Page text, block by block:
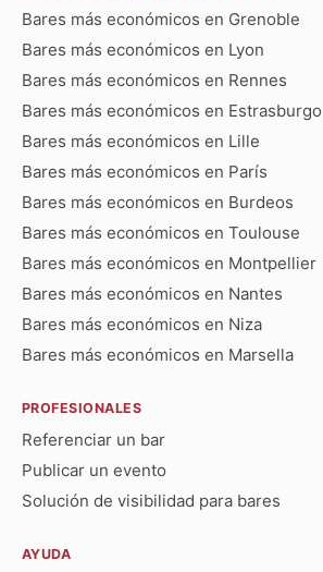
Bares más económicos en Grenoble
Bares más económicos en Lyon
Bares más económicos en Rennes
Bares más económicos en Estrasburgo
Bares más económicos en Lille
Bares más económicos en París
Bares más económicos en Burdeos
Bares más económicos en Toulouse
Bares más económicos en Montpellier
Bares más económicos en Nantes
Bares más económicos en Niza
Bares más económicos en Marsella
PROFESIONALES
Referenciar un bar
Publicar un evento
Solución de visibilidad para bares
AYUDA